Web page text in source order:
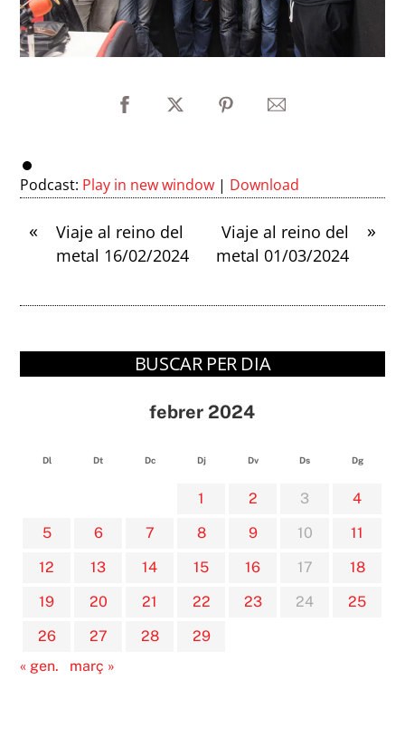
Podcast: Play in new window | Download
«
Viaje al reino del
metal 16/02/2024
»
Viaje al reino del
metal 01/03/2024
BUSCAR PER DIA
febrer 2024
Dl Dt Dc Dj Dv Ds Dg
1 2 3
4
5
6 7 8 9 10
11
12
13 14 15 16 17
18
19
20 21 22 23 24
25
26
27 28
29
« gen.
març »